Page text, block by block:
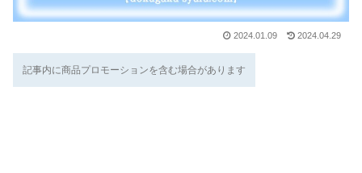
2024.01.09 2024.04.29
記事内に商品プロモーションを含む場合があります